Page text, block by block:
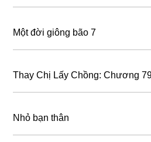
Một đời giông bão 7
Thay Chị Lấy Chồng: Chương
Nhỏ bạn thân